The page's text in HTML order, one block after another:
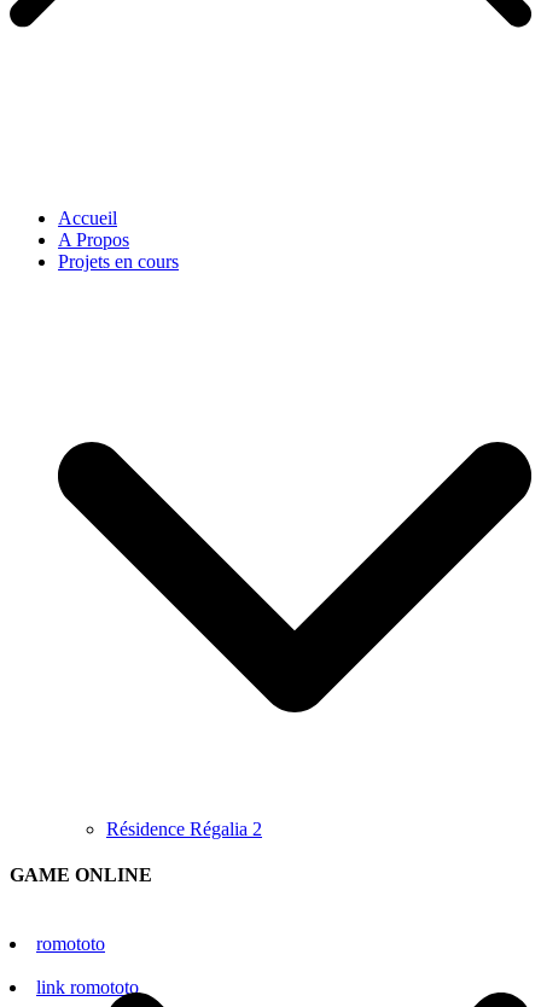
Accueil
A Propos
Projets en cours
Résidence Régalia 2
GAME ONLINE
romototo
link romototo